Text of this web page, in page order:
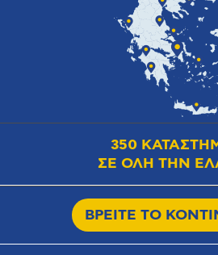
350
ΣΕ ΟΛΗ ΤΗΝ
ΒΡΕΙΤΕ ΤΟ